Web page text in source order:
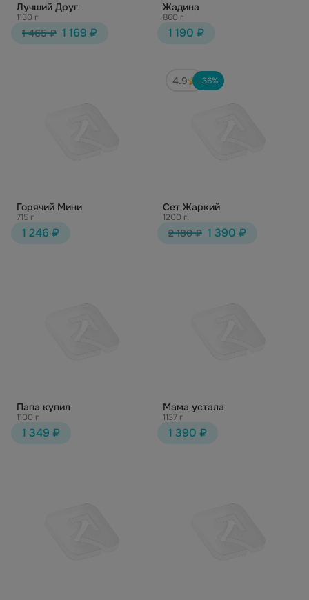
Лучший Друг
1130 г
1 465 ₽ 1 169 ₽
Жадина
860 г
1 190 ₽
Горячий Мини
715 г
1 246 ₽
4.9 -36%
Сет Жаркий
1200 г.
2 180 ₽ 1 390 ₽
Папа купил
1100 г
1 349 ₽
Мама устала
1137 г
1 390 ₽